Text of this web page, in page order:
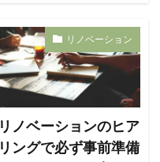
リノベーション
リノベーションのヒア
リングで必ず事前準備